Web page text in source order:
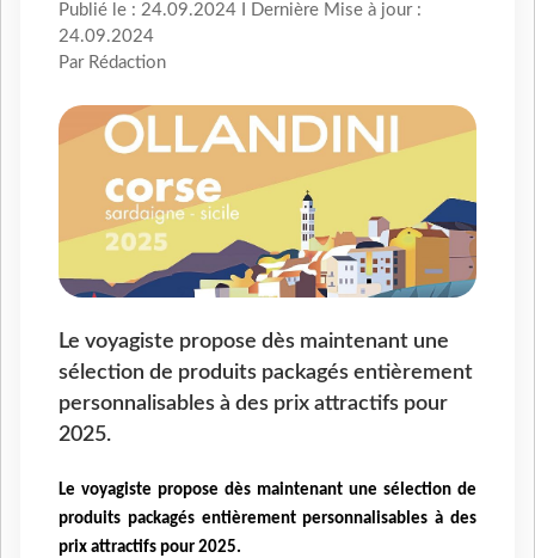
Publié le : 24.09.2024 I Dernière Mise à jour :
24.09.2024
Par Rédaction
Le voyagiste propose dès maintenant une
sélection de produits packagés entièrement
personnalisables à des prix attractifs pour
2025.
Le voyagiste propose dès maintenant une sélection de
produits packagés entièrement personnalisables à des
prix attractifs pour 2025.